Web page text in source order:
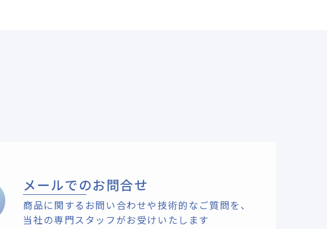
メールでのお問合せ
商品に関するお問い合わせや技術的なご質問を、
当社の専門スタッフがお受けいたします